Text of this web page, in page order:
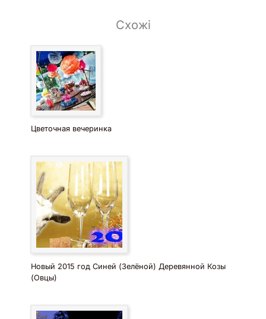
Схожі
Цветочная вечеринка
Новый 2015 год Синей (Зелёной) Деревянной Козы
(Овцы)